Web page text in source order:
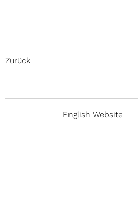
Zurück
English Website